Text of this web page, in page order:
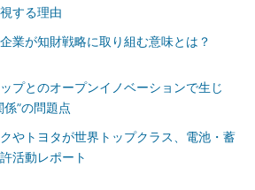
する理由
業が知財戦略に取り組む意味とは？
プとのオープンイノベーションで生じ
係”の問題点
やトヨタが世界トップクラス、電池・蓄
活動レポート